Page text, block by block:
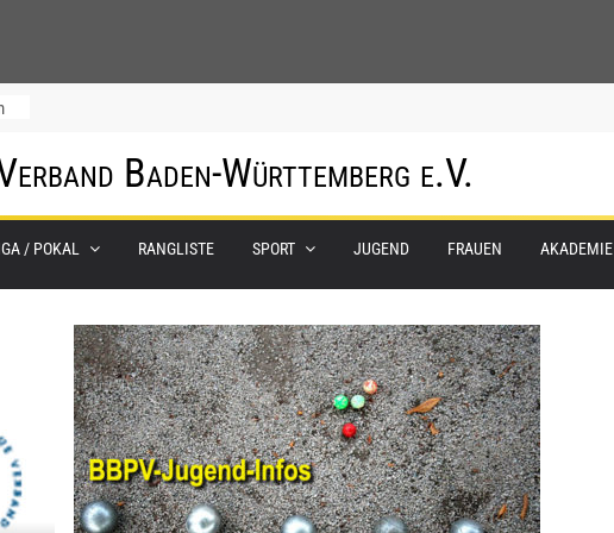
Baden-Württemberg e.V.
/ POKAL RANGLISTE SPORT JUGEND FRAUEN AKADEMIE